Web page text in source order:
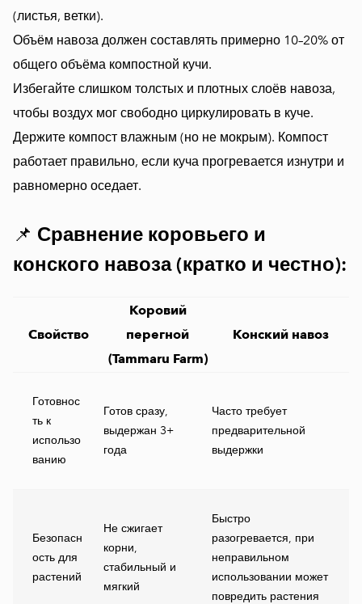
(листья, ветки).
Объём навоза должен составлять примерно 10–20% от
общего объёма компостной кучи.
Избегайте слишком толстых и плотных слоёв навоза,
чтобы воздух мог свободно циркулировать в куче.
Держите компост влажным (но не мокрым). Компост
работает правильно, если куча прогревается изнутри и
равномерно оседает.
📌 Сравнение коровьего и
конского навоза (кратко и честно):
Свойство
Коровий
перегной
(Tammaru Farm)
Конский навоз
Готовнос
ть к
использо
ванию
Готов сразу,
выдержан 3+
года
Часто требует
предварительной
выдержки
Безопасн
ость для
растений
Не сжигает
корни,
стабильный и
мягкий
Быстро
разогревается, при
неправильном
использовании может
повредить растения